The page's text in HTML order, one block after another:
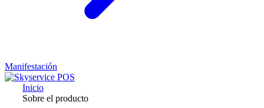
Manifestación
Inicio
Sobre el producto